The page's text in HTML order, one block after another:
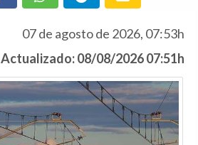
07 de agosto de 2026, 07:53h
Actualizado: 08/08/2026 07:51h